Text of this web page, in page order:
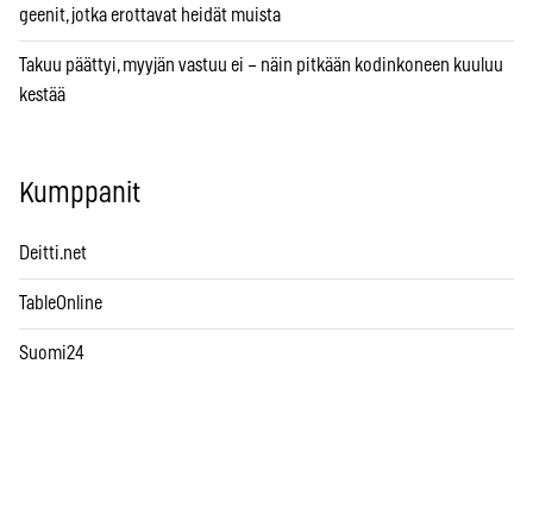
geenit, jotka erottavat heidät muista
Takuu päättyi, myyjän vastuu ei – näin pitkään kodinkoneen kuuluu
kestää
Kumppanit
Deitti.net
TableOnline
Suomi24